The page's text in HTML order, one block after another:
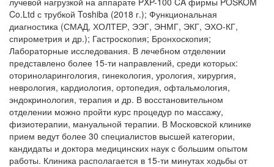
Co.Ltd с трубкой Toshiba (2018 г.); Функциональная
диагностика (СМАД, ХОЛТЕР, ЭЭГ, ЭНМГ, ЭКГ, ЭХО-КГ,
спирометрия и др.); Гастроскопия; Бронхоскопия;
Лабораторные исследования. В лечебном отделении
представлено более 15-ти направлений, среди которых:
оториноларингология, гинекология, урология, хирургия,
неврология, кардиология, ортопедия, офтальмология,
эндокринология, терапия и др. В восстановительном
отделении можно пройти курс процедур по массажу,
физиотерапии, мануальной терапии. В Московской клинике
прием ведут более 30 специалистов высшей категории,
кандидаты и доктора медицинских наук с большим опытом
работы. Клиника располагается в 15-ти минутах ходьбы от